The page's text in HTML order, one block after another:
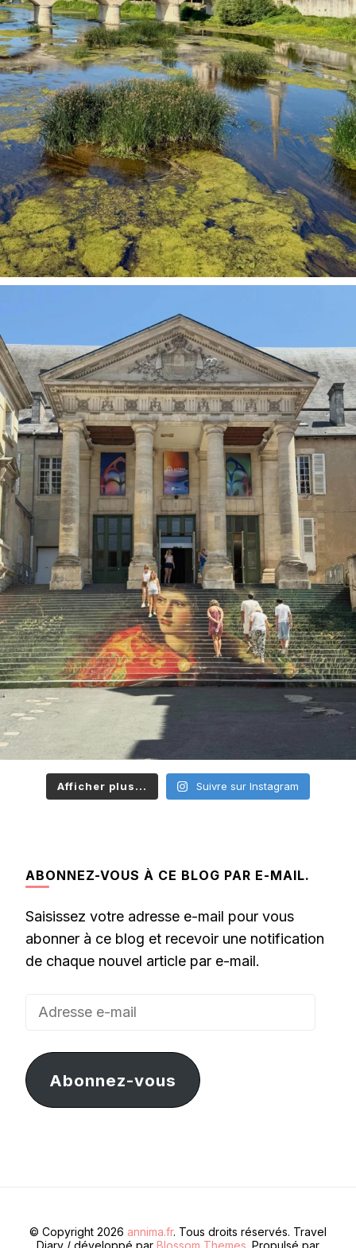
Afficher plus... Suivre sur Instagram
ABONNEZ-VOUS À CE BLOG PAR E-MAIL.
Saisissez votre adresse e-mail pour vous
abonner à ce blog et recevoir une notification
de chaque nouvel article par e-mail.
Adresse
mail
Abonnez-vous
© Copyright 2026 annima.fr. Tous droits réservés. Travel